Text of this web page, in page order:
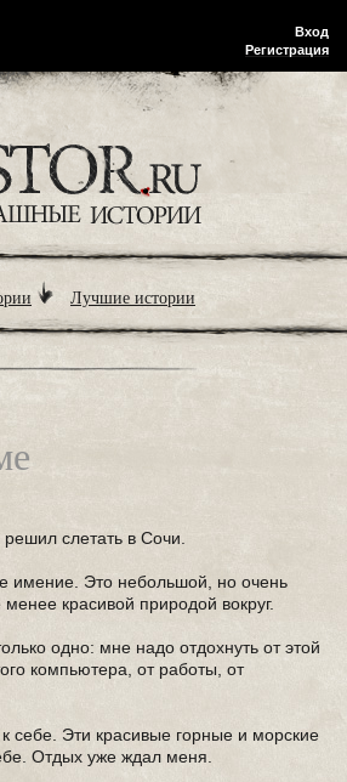
Вход
Регистрация
Лучшие истории
слетать в Сочи.
имение. Это небольшой, но очень
красивой природой вокруг.
одно: мне надо отдохнуть от этой
компьютера, от работы, от
себе. Эти красивые горные и морские
Отдых уже ждал меня.